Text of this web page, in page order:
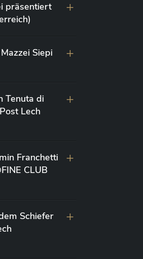
präsentiert
Siepi
Tenuta di
Lech
Franchetti
CLUB
Schiefer